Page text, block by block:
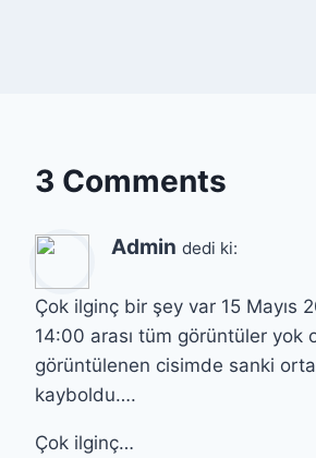
3 Comments
Admin dedi ki:
Çok ilginç bir şey var 15 Mayıs
14:00 arası tüm görüntüler yok
görüntülenen cisimde sanki
kayboldu….
Çok ilginç…